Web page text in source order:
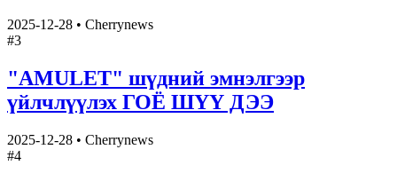
2025-12-28 • Cherrynews
#3
"AMULET" шүдний эмнэлгээр
үйлчлүүлэх ГОЁ ШҮҮ ДЭЭ
2025-12-28 • Cherrynews
#4